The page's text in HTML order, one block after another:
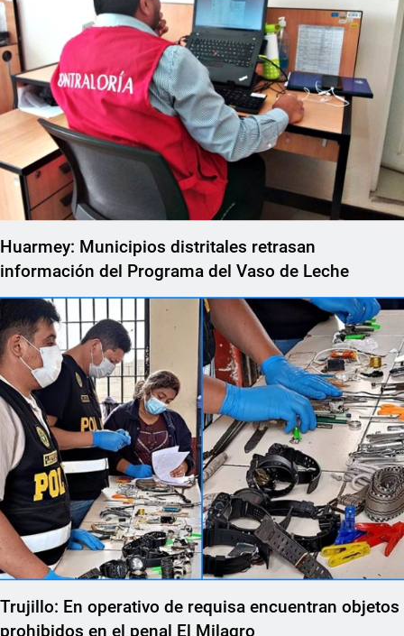
Huarmey: Municipios distritales retrasan
información del Programa del Vaso de Leche
Trujillo: En operativo de requisa encuentran objetos
prohibidos en el penal El Milagro